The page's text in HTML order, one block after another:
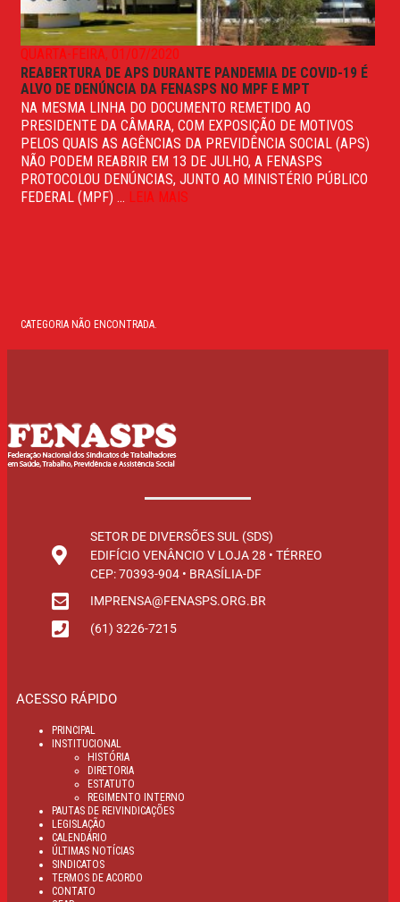
QUARTA-FEIRA, 01/07/2020
REABERTURA DE APS DURANTE PANDEMIA DE COVID-19 É
ALVO DE DENÚNCIA DA FENASPS NO MPF E MPT
NA MESMA LINHA DO DOCUMENTO REMETIDO AO
PRESIDENTE DA CÂMARA, COM EXPOSIÇÃO DE MOTIVOS
PELOS QUAIS AS AGÊNCIAS DA PREVIDÊNCIA SOCIAL (APS)
NÃO PODEM REABRIR EM 13 DE JULHO, A FENASPS
PROTOCOLOU DENÚNCIAS, JUNTO AO MINISTÉRIO PÚBLICO
FEDERAL (MPF) ... LEIA MAIS
CATEGORIA NÃO ENCONTRADA.
SETOR DE DIVERSÕES SUL (SDS)
EDIFÍCIO VENÂNCIO V LOJA 28 • TÉRREO
CEP: 70393-904 • BRASÍLIA-DF
IMPRENSA@FENASPS.ORG.BR
(61) 3226-7215
ACESSO RÁPIDO
PRINCIPAL
INSTITUCIONAL
HISTÓRIA
DIRETORIA
ESTATUTO
REGIMENTO INTERNO
PAUTAS DE REIVINDICAÇÕES
LEGISLAÇÃO
CALENDÁRIO
ÚLTIMAS NOTÍCIAS
SINDICATOS
TERMOS DE ACORDO
CONTATO